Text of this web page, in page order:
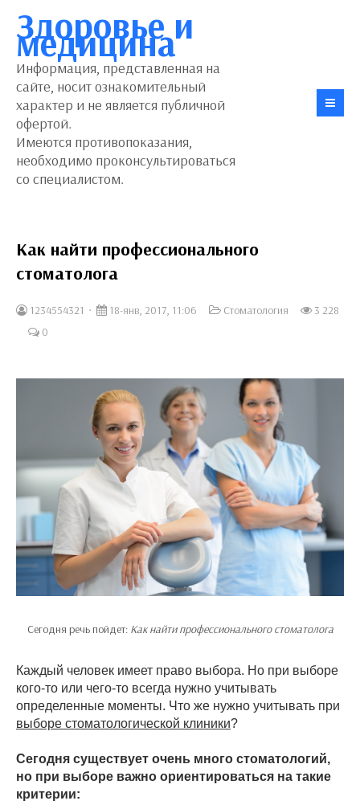
Здоровье и
медицина
Информация, представленная на
сайте, носит ознакомительный
характер и не является публичной
офертой.
Имеются противопоказания,
необходимо проконсультироваться
со специалистом.
Как найти профессионального
стоматолога
1234554321 18-янв, 2017, 11:06 Стоматология
3 228
0
Сегодня речь пойдет: Как найти профессионального стоматолога
Каждый человек имеет право выбора. Но при выборе
кого-то или чего-то всегда нужно учитывать
определенные моменты. Что же нужно учитывать при
выборе стоматологической клиники?
Сегодня существует очень много стоматологий,
но при выборе важно ориентироваться на такие
критерии: